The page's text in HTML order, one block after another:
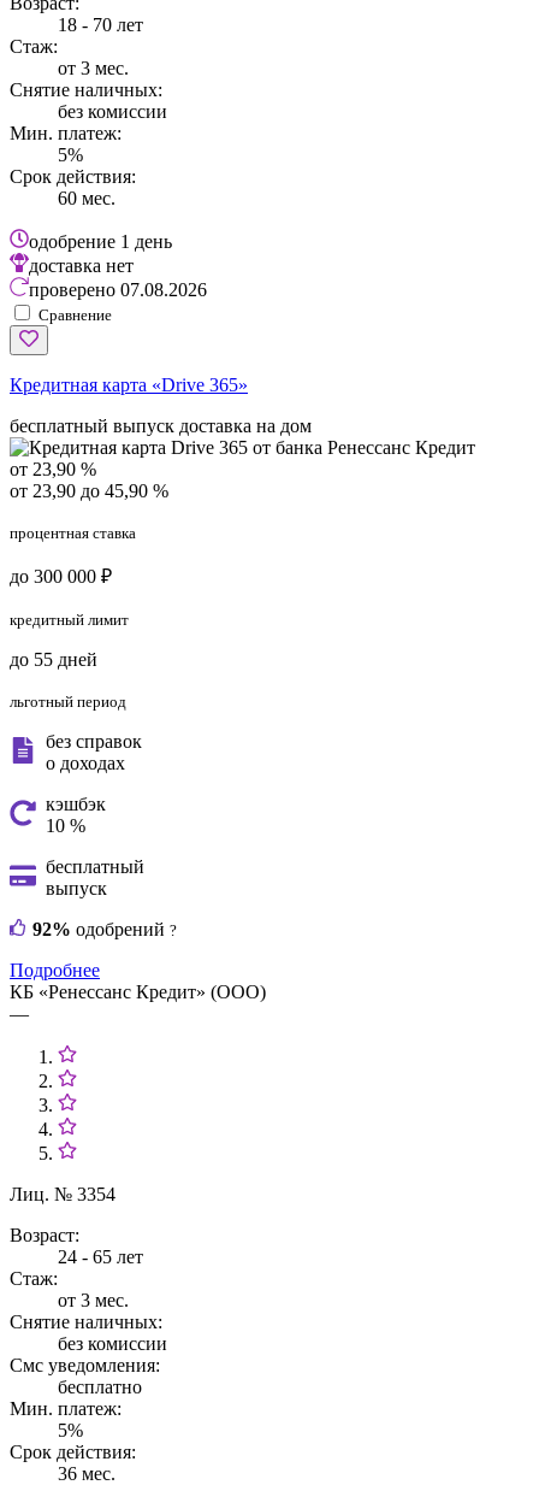
18 - 70 лет
Стаж:
от 3 мес.
Снятие наличных:
без комиссии
Мин. платеж:
5%
Срок действия:
60 мес.
одобрение 1 день
доставка нет
проверено 07.08.2026
Сравнение
Кредитная карта «Drive 365»
бесплатный выпуск доставка на дом
от 23,90 %
от 23,90 до 45,90 %
процентная ставка
до 300 000 ₽
кредитный лимит
до 55 дней
льготный период
без справок
о доходах
кэшбэк
10 %
бесплатный
выпуск
92% одобрений ?
Подробнее
КБ «Ренессанс Кредит» (ООО)
—
Лиц. № 3354
Возраст:
24 - 65 лет
Стаж:
от 3 мес.
Снятие наличных:
без комиссии
Смс уведомления:
бесплатно
Мин. платеж:
5%
Срок действия:
36 мес.